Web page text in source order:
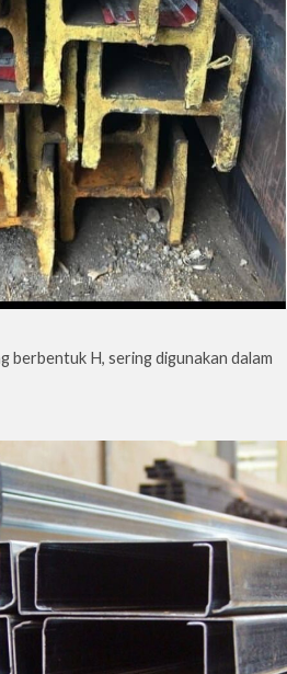
berbentuk H, sering digunakan dalam